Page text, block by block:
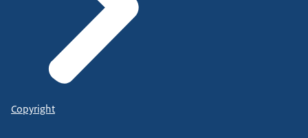
Copyright